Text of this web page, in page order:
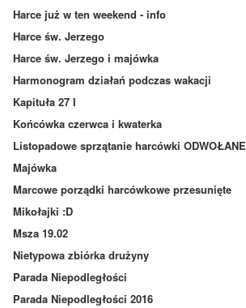
Harce już w ten weekend - info
Harce św. Jerzego
Harce św. Jerzego i majówka
Harmonogram działań podczas wakacji
Kapituła 27 I
Końcówka czerwca i kwaterka
Listopadowe sprzątanie harcówki ODWOŁANE
Majówka
Marcowe porządki harcówkowe przesunięte
Mikołajki :D
Msza 19.02
Nietypowa zbiórka drużyny
Parada Niepodległości
Parada Niepodległości 2016